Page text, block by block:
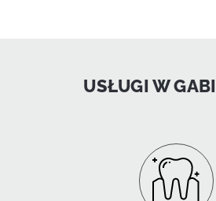
USŁUGI W